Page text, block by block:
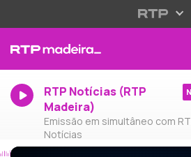
RTP Notícias (RTP
Madeira)
Emissão em simultâneo com
Notícias